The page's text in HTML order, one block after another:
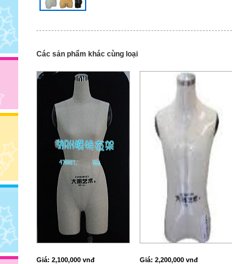
Các sản phẩm khác cùng loại
Giá: 2,100,000 vnđ Giá: 2,200,000 vnđ